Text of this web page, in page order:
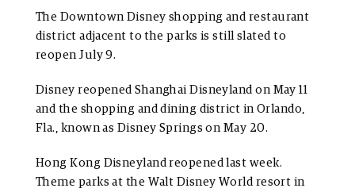
The Downtown Disney shopping and restaurant
district adjacent to the parks is still slated to
reopen July 9.
Disney reopened Shanghai Disneyland on May 11
and the shopping and dining district in Orlando,
Fla., known as Disney Springs on May 20.
Hong Kong Disneyland reopened last week.
Theme parks at the Walt Disney World resort in